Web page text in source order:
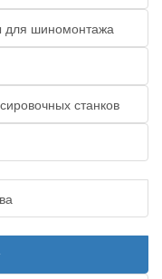
для шиномонтажа
станков